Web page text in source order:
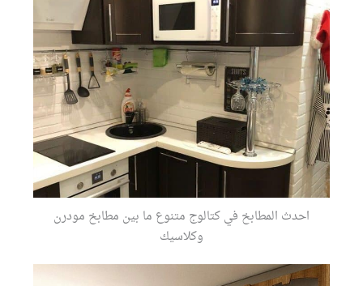
احدث المطابخ في كتالوج متنوع ما بين مطابخ مودرن
وكلاسيك